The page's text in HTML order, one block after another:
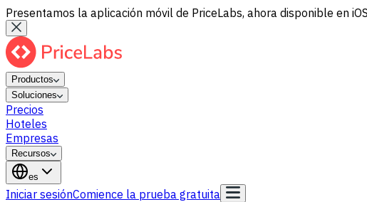
Presentamos la aplicación móvil de PriceLabs, ahora disponible en
Productos
Soluciones
Precios
Hoteles
Empresas
Recursos
es
Iniciar sesiónComience la prueba gratuita